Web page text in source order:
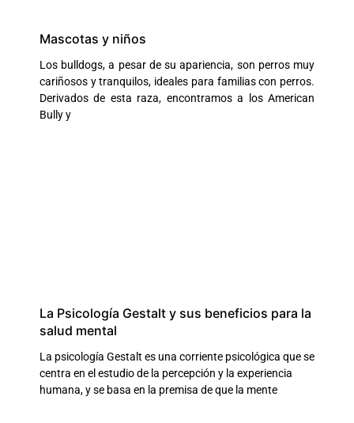
Mascotas y niños
Los bulldogs, a pesar de su apariencia, son perros muy
cariñosos y tranquilos, ideales para familias con perros.
Derivados de esta raza, encontramos a los American
Bully y
La Psicología Gestalt y sus beneficios para la
salud mental
La psicología Gestalt es una corriente psicológica que se
centra en el estudio de la percepción y la experiencia
humana, y se basa en la premisa de que la mente